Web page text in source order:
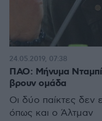
ΠΑΟ: Μήνυμα
βρουν ομάδα
Οι δύο παίκτες δεν
όπως και ο Άλτμαν
24.05.2019, 07:38